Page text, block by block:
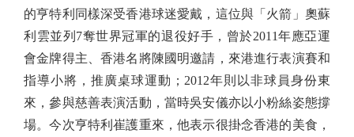
的亨特利同樣深受香港球迷愛戴，這位與「火箭」奧蘇
利雲並列7奪世界冠軍的退役好手，曾於2011年應亞運
會金牌得主、香港名將陳國明邀請，來港進行表演賽和
指導小將，推廣桌球運動；2012年則以非球員身份東
來，參與慈善表演活動，當時吳安儀亦以小粉絲姿態撐
場。今次亨特利崔護重來，他表示很掛念香港的美食，